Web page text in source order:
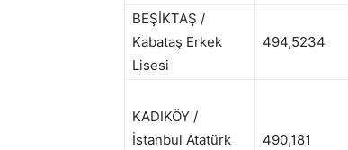
BEŞİKTAŞ /
Kabataş Erkek
Lisesi
494,5234
KADIKÖY /
İstanbul Atatürk
490,181